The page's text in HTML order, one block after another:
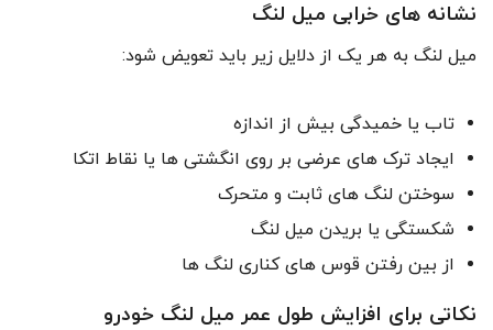
نشانه های خرابی میل لنگ
میل لنگ به هر یک از دلایل زیر باید تعویض شود:
تاب یا خمیدگی بیش از اندازه
ایجاد ترک های عرضی بر روی انگشتی ها یا نقاط اتکا
سوختن لنگ های ثابت و متحرک
شکستگی یا بریدن میل لنگ
از بین رفتن قوس های کناری لنگ ها
نکاتی برای افزایش طول عمر میل لنگ خودرو